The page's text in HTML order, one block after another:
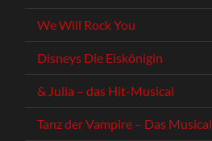
We Will Rock You
Disneys Die Eiskönigin
& Julia – das Hit-Musical
Tanz der Vampire – Das Musical